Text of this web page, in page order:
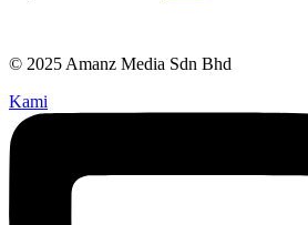
© 2025 Amanz Media Sdn Bhd
Kami